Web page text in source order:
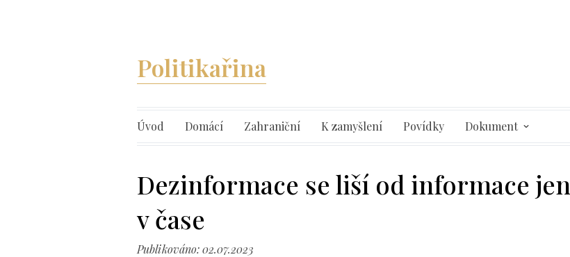
Politikařina
Úvod Domácí Zahraniční K zamyšlení Povídky Dokument
Dezinformace se liší od informace jen
v čase
Publikováno: 02.07.2023